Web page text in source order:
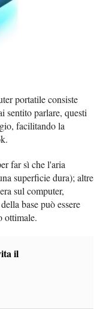
portatile consiste
sentito parlare, questi
facilitando la
far sì che l'aria
superficie dura); altre
sul computer,
base può essere
ottimale.
il